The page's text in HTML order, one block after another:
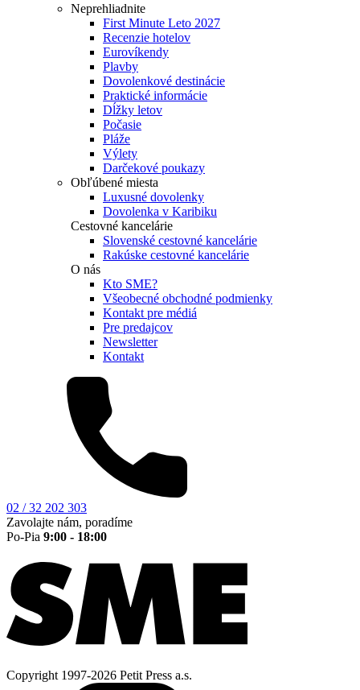
Neprehliadnite
First Minute Leto 2027
Recenzie hotelov
Eurovíkendy
Plavby
Dovolenkové destinácie
Praktické informácie
Dĺžky letov
Počasie
Pláže
Výlety
Darčekové poukazy
Obľúbené miesta
Luxusné dovolenky
Dovolenka v Karibiku
Cestovné kancelárie
Slovenské cestovné kancelárie
Rakúske cestovné kancelárie
O nás
Kto SME?
Všeobecné obchodné podmienky
Kontakt pre médiá
Pre predajcov
Newsletter
Kontakt
02 / 32 202 303
Zavolajte nám, poradíme
Po-Pia 9:00 - 18:00
Copyright 1997-2026 Petit Press a.s.